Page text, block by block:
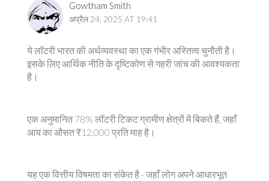
Gowtham Smith
अप्रैल 24, 2025 AT 19:41
ये लॉटरी भारत की अर्थव्यवस्था का एक गंभीर अस्तित्व चुनौती है।
इसके लिए आर्थिक नीति के दृष्टिकोण से गहरी जांच की आवश्यकता
है।
एक अनुमानित 78% लॉटरी टिकट ग्रामीण क्षेत्रों में बिकते हैं, जहाँ
आय का औसत ₹12,000 प्रति माह है।
यह एक वित्तीय विषमता का संकेत है - जहाँ लोग अपने आधारभूत